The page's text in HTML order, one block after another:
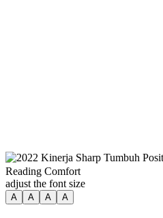
Reading Comfort
adjust the font size
A A A A